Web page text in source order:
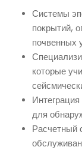
Системы
покрытий,
почвенных
которые
для
Расчетный